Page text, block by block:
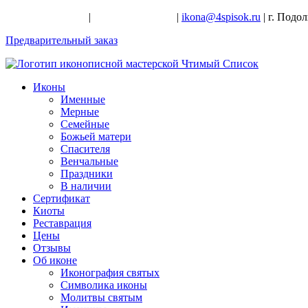
| | ikona@4spisok.ru | г.
Предварительный заказ
Иконы
Именные
Мерные
Семейные
Божьей матери
Спасителя
Венчальные
Праздники
В наличии
Сертификат
Киоты
Реставрация
Цены
Отзывы
Об иконе
Иконография святых
Символика иконы
Молитвы святым